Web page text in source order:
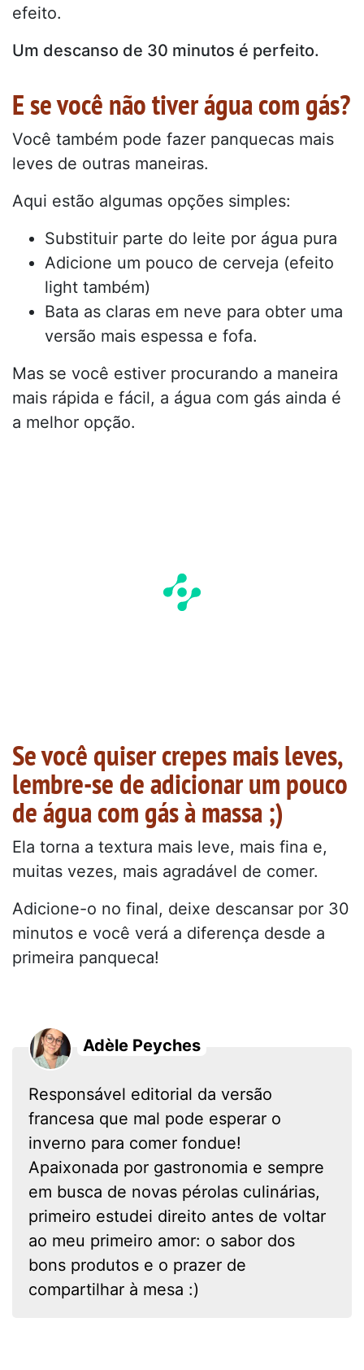
efeito.
Um descanso de 30 minutos é perfeito.
E se você não tiver água com gás?
Você também pode fazer panquecas mais
leves de outras maneiras.
Aqui estão algumas opções simples:
Substituir parte do leite por água pura
Adicione um pouco de cerveja (efeito
light também)
Bata as claras em neve para obter uma
versão mais espessa e fofa.
Mas se você estiver procurando a maneira
mais rápida e fácil, a água com gás ainda é
a melhor opção.
Se você quiser crepes mais leves,
lembre-se de adicionar um pouco
de água com gás à massa ;)
Ela torna a textura mais leve, mais fina e,
muitas vezes, mais agradável de comer.
Adicione-o no final, deixe descansar por 30
minutos e você verá a diferença desde a
primeira panqueca!
Adèle Peyches
Responsável editorial da versão
francesa que mal pode esperar o
inverno para comer fondue!
Apaixonada por gastronomia e sempre
em busca de novas pérolas culinárias,
primeiro estudei direito antes de voltar
ao meu primeiro amor: o sabor dos
bons produtos e o prazer de
compartilhar à mesa :)